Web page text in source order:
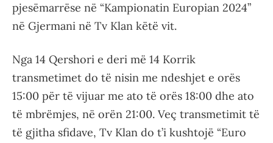
pjesëmarrëse në “Kampionatin Europian 2024”
në Gjermani në Tv Klan këtë vit.
Nga 14 Qershori e deri më 14 Korrik
transmetimet do të nisin me ndeshjet e orës
15:00 për të vijuar me ato të orës 18:00 dhe ato
të mbrëmjes, në orën 21:00. Veç transmetimit të
të gjitha sfidave, Tv Klan do t’i kushtojë “Euro